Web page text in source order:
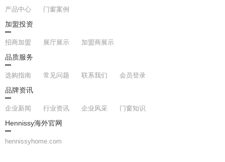
产品中心
门窗案例
加盟投资
招商加盟 展厅展示
加盟商展示
品质服务
选购指南 常见问题 联系我们
会员登录
品牌资讯
企业新闻 行业资讯 企业风采
门窗知识
Hennissy海外官网
hennissyhome.com